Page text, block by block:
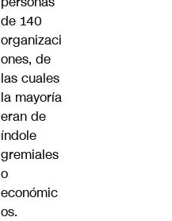
de 140
organizaci
ones, de
las cuales
la mayoría
eran de
índole
gremiales
o
económic
os.